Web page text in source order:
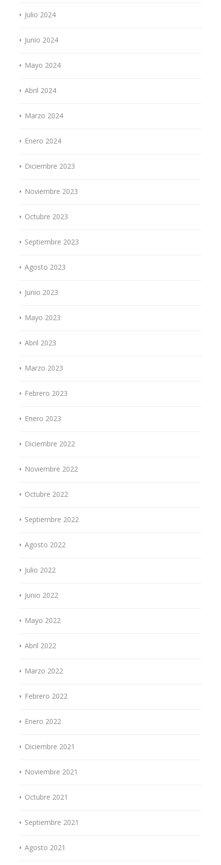
Julio 2024
Junio 2024
Mayo 2024
Abril 2024
Marzo 2024
Enero 2024
Diciembre 2023
Noviembre 2023
Octubre 2023
Septiembre 2023
Agosto 2023
Junio 2023
Mayo 2023
Abril 2023
Marzo 2023
Febrero 2023
Enero 2023
Diciembre 2022
Noviembre 2022
Octubre 2022
Septiembre 2022
Agosto 2022
Julio 2022
Junio 2022
Mayo 2022
Abril 2022
Marzo 2022
Febrero 2022
Enero 2022
Diciembre 2021
Noviembre 2021
Octubre 2021
Septiembre 2021
Agosto 2021